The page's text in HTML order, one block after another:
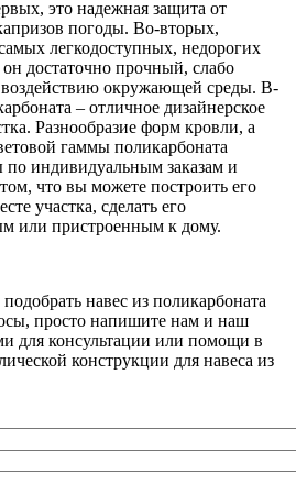
это надежная защита от
погоды. Во-вторых,
легкодоступных, недорогих
достаточно прочный, слабо
окружающей среды. В-
– отличное дизайнерское
Разнообразие форм кровли, а
гаммы поликарбоната
по индивидуальным заказам и
что вы можете построить его
участка, сделать его
или пристроенным к дому.
навес из поликарбоната
просто напишите нам и наш
для консультации или помощи в
конструкции для навеса из